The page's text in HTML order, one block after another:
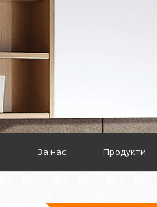
За нас Продукти